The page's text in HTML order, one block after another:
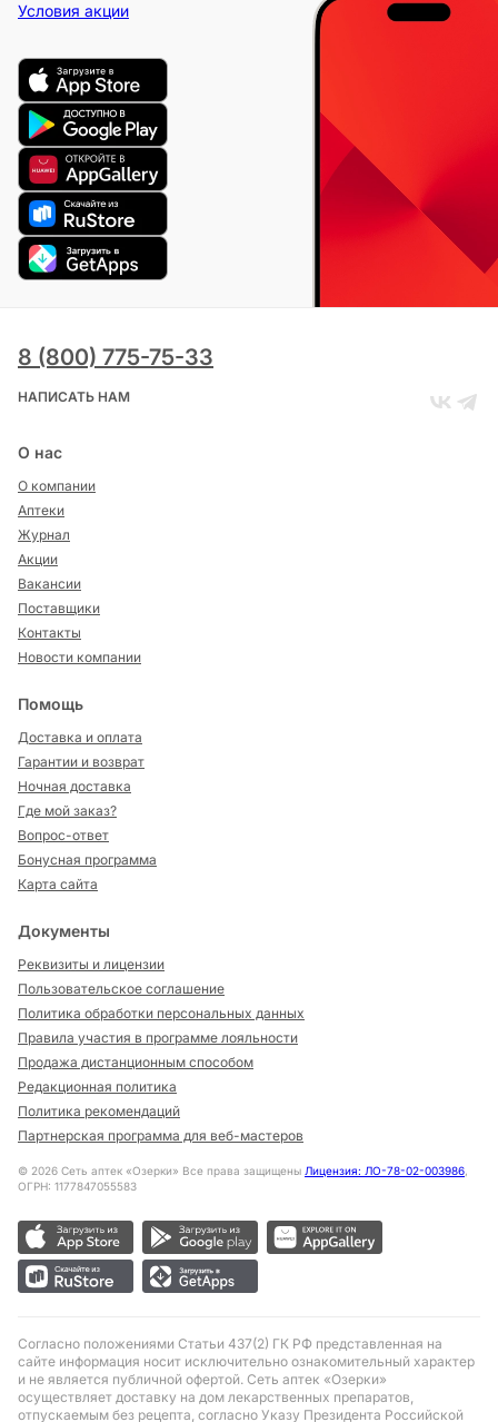
Условия акции
8 (800) 775-75-33
НАПИСАТЬ НАМ
О нас
О компании
Аптеки
Журнал
Акции
Вакансии
Поставщики
Контакты
Новости компании
Помощь
Доставка и оплата
Гарантии и возврат
Ночная доставка
Где мой заказ?
Вопрос-ответ
Бонусная программа
Карта сайта
Документы
Реквизиты и лицензии
Пользовательское соглашение
Политика обработки персональных данных
Правила участия в программе лояльности
Продажа дистанционным способом
Редакционная политика
Политика рекомендаций
Партнерская программа для веб-мастеров
© 2026 Сеть аптек «Озерки» Все права защищены Лицензия: ЛО-78-02-003986,
ОГРН: 1177847055583
Согласно положениями Статьи 437(2) ГК РФ представленная на
сайте информация носит исключительно ознакомительный характер
и не является публичной офертой. Сеть аптек «Озерки»
осуществляет доставку на дом лекарственных препаратов,
отпускаемым без рецепта, согласно Указу Президента Российской